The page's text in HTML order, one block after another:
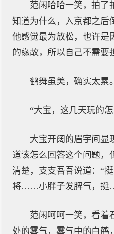
范闲哈哈一笑，拍了
知道为什么，入京都之后
他感觉最为放松，也许是
的缘故，所以自己不需要
鹤舞虽美，确实太累。
“大宝，这几天玩的
大宝开阔的眉宇间显
道该怎么回答这个问题，
清楚，支支吾吾说道：
将……小胖子发脾气，挺
范闲呵呵一笑，看着
处的雾气，雾气中的白鹤